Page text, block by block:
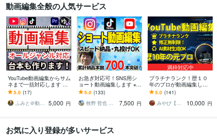
動画編集全般の人気サービス
YouTube動画編集からサム
ネまで一括対応します ／
TikTokやリールも対応！
企画から編集まで徹底サ
ポート！
5.0 (17)
ふみと＠動画×台本
5,000 円
お急ぎ対応可！SNS用シ
ョート動画編集します ※Ti
kTok、Instagram、YouTu
be、Xなど
5.0 (133)
牧野 哲也 ★ 動画編集まきくん
7,500 円
満枠対応中
プラチナランク！歴１０
年のプロが動画編集しま
す 【修正無制限】歴１０
年のプロが高品質編集！
ＡＩ素材生成も
5.0 (141)
みやび【動画編集者】
10,000 円
お気に入り登録が多いサービス